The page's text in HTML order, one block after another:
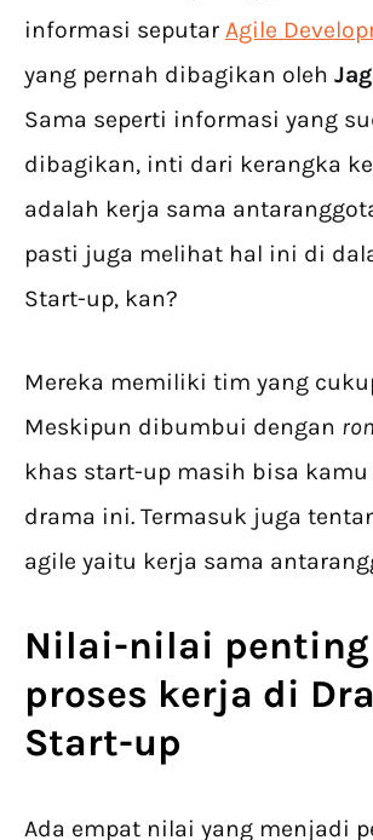
informasi seputar Agile
yang pernah dibagikan oleh
Sama seperti informasi yang
dibagikan, inti dari kerangka
adalah kerja sama
pasti juga melihat hal ini di
Start-up, kan?
Mereka memiliki tim yang
Meskipun dibumbui dengan
khas start-up masih bisa
drama ini. Termasuk juga
agile yaitu kerja sama
Nilai-nilai
proses kerja di
Start-up
Ada empat nilai yang menjadi